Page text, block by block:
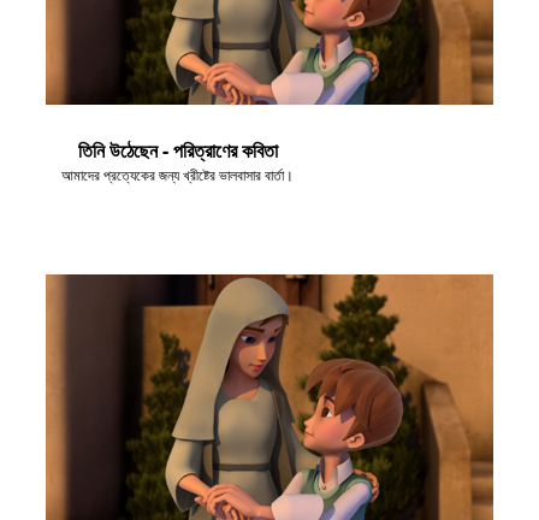
তিনি উঠেছেন - পরিত্রাণের কবিতা
আমাদের প্রত্যেকের জন্য খ্রীষ্টের ভালবাসার বার্তা।